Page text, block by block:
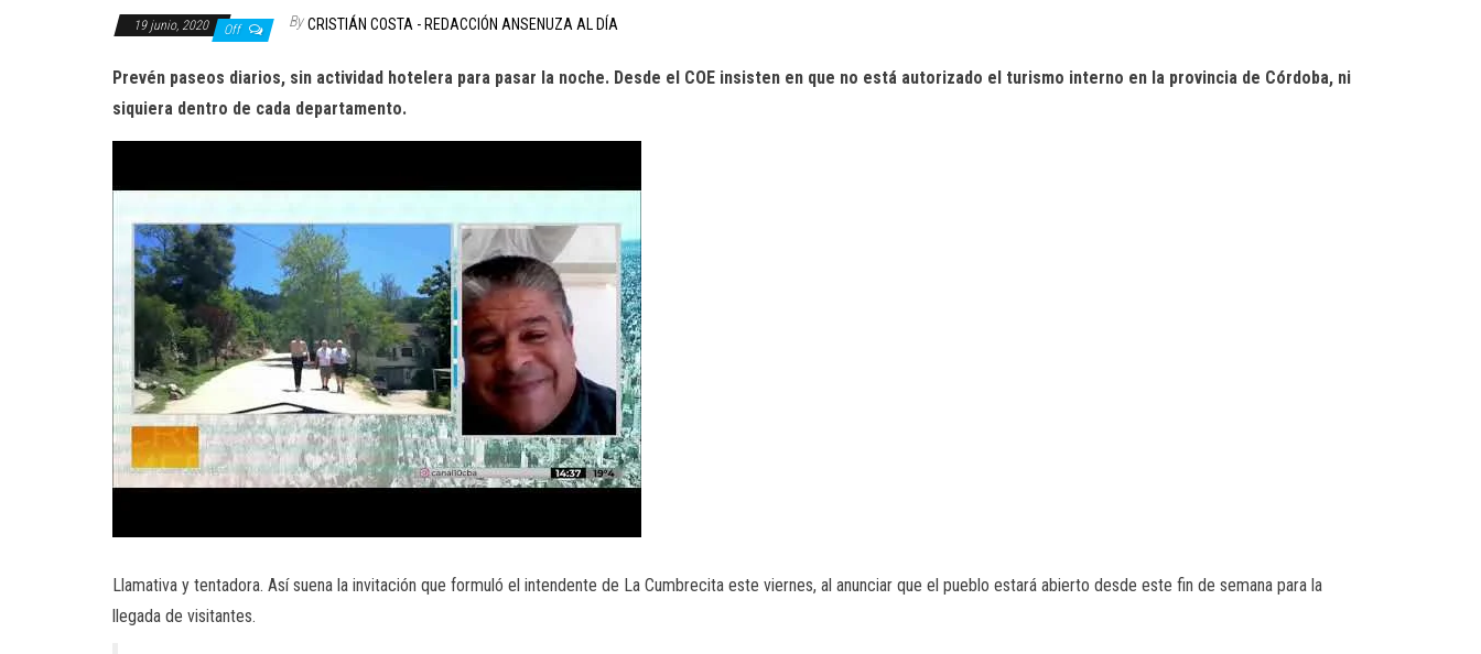
19 junio, 2020 Off By CRISTIÁN COSTA - REDACCIÓN ANSENUZA AL DÍA
Prevén paseos diarios, sin actividad hotelera para pasar la noche. Desde el COE insisten en que no está autorizado el turismo interno en la provincia de Córdoba, ni
siquiera dentro de cada departamento.
Llamativa y tentadora. Así suena la invitación que formuló el intendente de La Cumbrecita este viernes, al anunciar que el pueblo estará abierto desde este fin de semana para la
llegada de visitantes.